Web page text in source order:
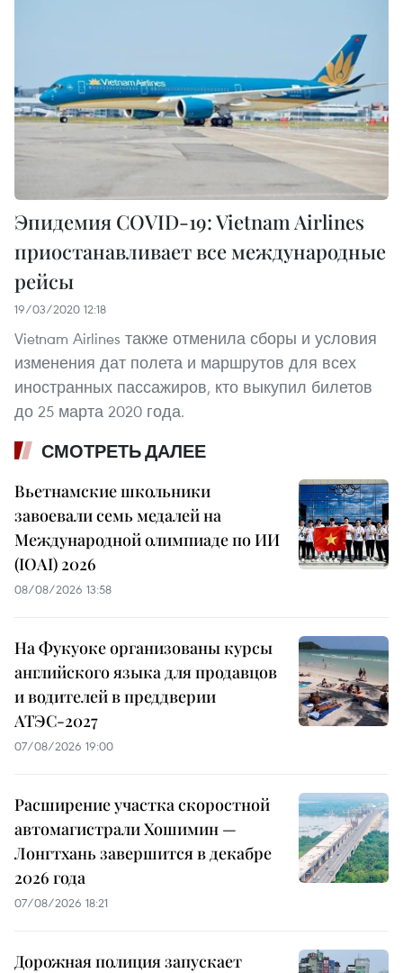
Эпидемия COVID-19: Vietnam Airlines
приостанавливает все международные
рейсы
19/03/2020 12:18
Vietnam Airlines также отменила сборы и условия
изменения дат полета и маршрутов для всех
иностранных пассажиров, кто выкупил билетов
до 25 марта 2020 года.
СМОТРЕТЬ ДАЛЕЕ
Вьетнамские школьники
завоевали семь медалей на
Международной олимпиаде по ИИ
(IOAI) 2026
08/08/2026 13:58
На Фукуоке организованы курсы
английского языка для продавцов
и водителей в преддверии
АТЭС-2027
07/08/2026 19:00
Расширение участка скоростной
автомагистрали Хошимин —
Лонгтхань завершится в декабре
2026 года
07/08/2026 18:21
Дорожная полиция запускает